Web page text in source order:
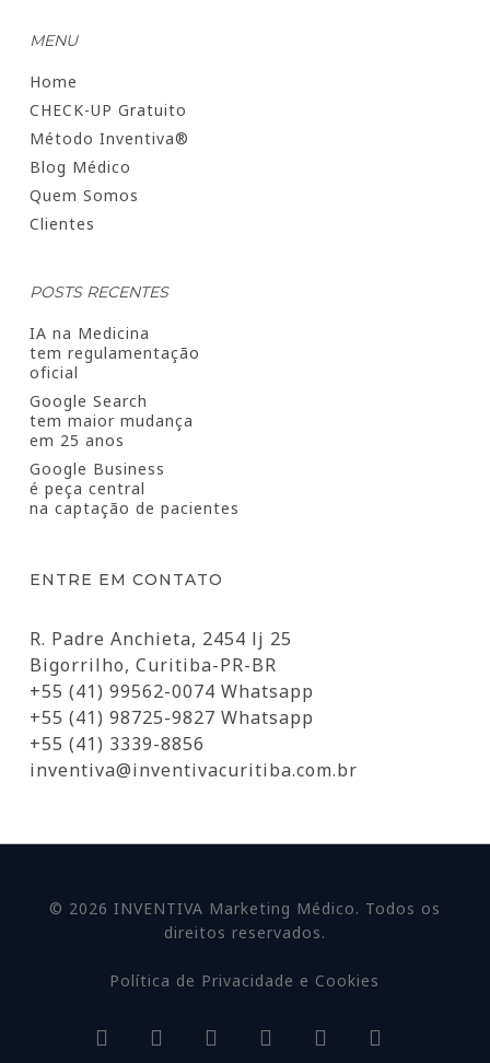
MENU
Home
CHECK-UP Gratuito
Método Inventiva®
Blog Médico
Quem Somos
Clientes
POSTS RECENTES
IA na Medicina
tem regulamentação
oficial
Google Search
tem maior mudança
em 25 anos
Google Business
é peça central
na captação de pacientes
ENTRE EM CONTATO
R. Padre Anchieta, 2454 lj 25
Bigorrilho, Curitiba-PR-BR
+55 (41) 99562-0074 Whatsapp
+55 (41) 98725-9827 Whatsapp
+55 (41) 3339-8856
inventiva@inventivacuritiba.com.br
© 2026 INVENTIVA Marketing Médico. Todos os
direitos reservados.
Política de Privacidade e Cookies
facebooklinkedinyoutubegoogle-instagramwhatsapp